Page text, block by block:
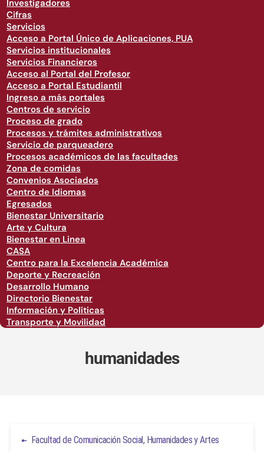
Investigadores
Cifras
Servicios
Acceso a Portal Único de Aplicaciones, PUA
Servicios institucionales
Servicios Financieros
Acceso al Portal del Profesor
Acceso a Portal Estudiantil
Ingreso a más portales
Centros de servicio
Proceso de grado
Procesos y trámites administrativos
Servicio de parqueadero
Procesos académicos de las facultades
Zona de comidas
Convenios Asociados
Centro de Idiomas
Egresados
Bienestar Universitario
Arte y Cultura
Bienestar en Linea
CASA
Centro para la Excelencia Académica
Deporte y Recreación
Desarrollo Humano
Directorio Bienestar
Información y Políticas
Transporte y Movilidad
humanidades
Facultad de Comunicación Social, Humanidades y Artes